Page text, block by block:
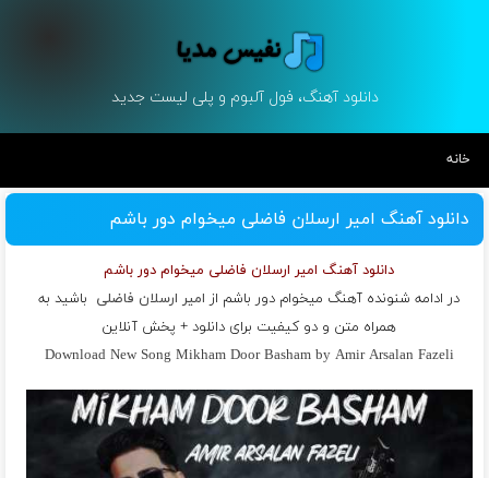
دانلود آهنگ، فول آلبوم و پلی لیست جدید
خانه
دانلود آهنگ امیر ارسلان فاضلی میخوام دور باشم
دانلود آهنگ امیر ارسلان فاضلی میخوام دور باشم
در ادامه شنونده آهنگ میخوام دور باشم از امیر ارسلان فاضلی باشید به
همراه متن و دو کیفیت برای دانلود + پخش آنلاین
Download New Song Mikham Door Basham by Amir Arsalan Fazeli